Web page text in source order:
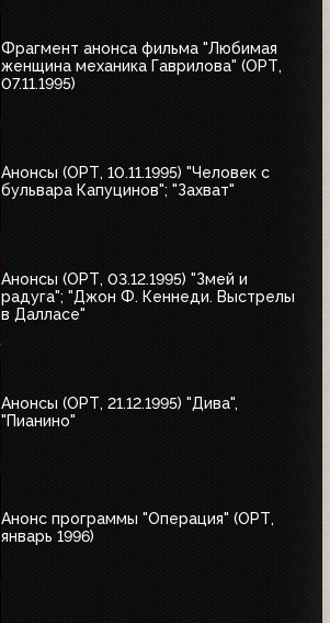
Фрагмент анонса фильма "Любимая
женщина механика Гаврилова" (ОРТ,
07.11.1995)
Анонсы (ОРТ, 10.11.1995) "Человек с
бульвара Капуцинов"; "Захват"
Анонсы (ОРТ, 03.12.1995) "Змей и
радуга"; "Джон Ф. Кеннеди. Выстрелы
в Далласе"
Анонсы (ОРТ, 21.12.1995) "Дива",
"Пианино"
Анонс программы "Операция" (ОРТ,
январь 1996)